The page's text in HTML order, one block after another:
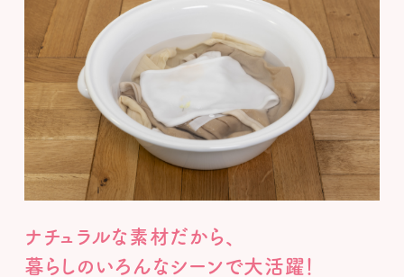
ナチュラルな素材だから、
暮らしのいろんなシーンで大活躍！